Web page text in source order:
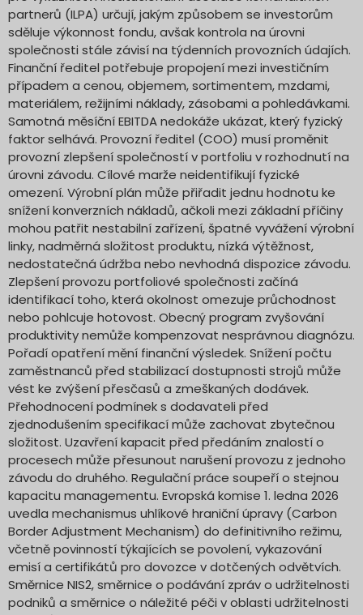
partnerů (ILPA) určují, jakým způsobem se investorům
sděluje výkonnost fondu, avšak kontrola na úrovni
společnosti stále závisí na týdenních provozních údajích.
Finanční ředitel potřebuje propojení mezi investičním
případem a cenou, objemem, sortimentem, mzdami,
materiálem, režijními náklady, zásobami a pohledávkami.
Samotná měsíční EBITDA nedokáže ukázat, který fyzický
faktor selhává. Provozní ředitel (COO) musí proměnit
provozní zlepšení společností v portfoliu v rozhodnutí na
úrovni závodu. Cílové marže neidentifikují fyzické
omezení. Výrobní plán může přiřadit jednu hodnotu ke
snížení konverzních nákladů, ačkoli mezi základní příčiny
mohou patřit nestabilní zařízení, špatné vyvážení výrobní
linky, nadměrná složitost produktu, nízká výtěžnost,
nedostatečná údržba nebo nevhodná dispozice závodu.
Zlepšení provozu portfoliové společnosti začíná
identifikací toho, která okolnost omezuje průchodnost
nebo pohlcuje hotovost. Obecný program zvyšování
produktivity nemůže kompenzovat nesprávnou diagnózu.
Pořadí opatření mění finanční výsledek. Snížení počtu
zaměstnanců před stabilizací dostupnosti strojů může
vést ke zvýšení přesčasů a zmeškaných dodávek.
Přehodnocení podmínek s dodavateli před
zjednodušením specifikací může zachovat zbytečnou
složitost. Uzavření kapacit před předáním znalostí o
procesech může přesunout narušení provozu z jednoho
závodu do druhého. Regulační práce soupeří o stejnou
kapacitu managementu. Evropská komise 1. ledna 2026
uvedla mechanismus uhlíkové hraniční úpravy (Carbon
Border Adjustment Mechanism) do definitivního režimu,
včetně povinností týkajících se povolení, vykazování
emisí a certifikátů pro dovozce v dotčených odvětvích.
Směrnice NIS2, směrnice o podávání zpráv o udržitelnosti
podniků a směrnice o náležité péči v oblasti udržitelnosti